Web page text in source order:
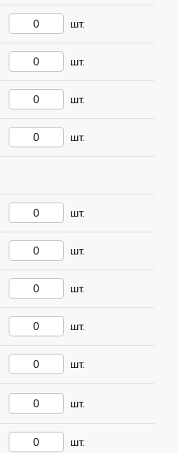
шт.
шт.
шт.
шт.
шт.
шт.
шт.
шт.
шт.
шт.
шт.